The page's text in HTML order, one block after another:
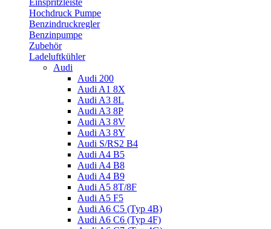
Einspritzleiste
Hochdruck Pumpe
Benzindruckregler
Benzinpumpe
Zubehör
Ladeluftkühler
Audi
Audi 200
Audi A1 8X
Audi A3 8L
Audi A3 8P
Audi A3 8V
Audi A3 8Y
Audi S/RS2 B4
Audi A4 B5
Audi A4 B8
Audi A4 B9
Audi A5 8T/8F
Audi A5 F5
Audi A6 C5 (Typ 4B)
Audi A6 C6 (Typ 4F)